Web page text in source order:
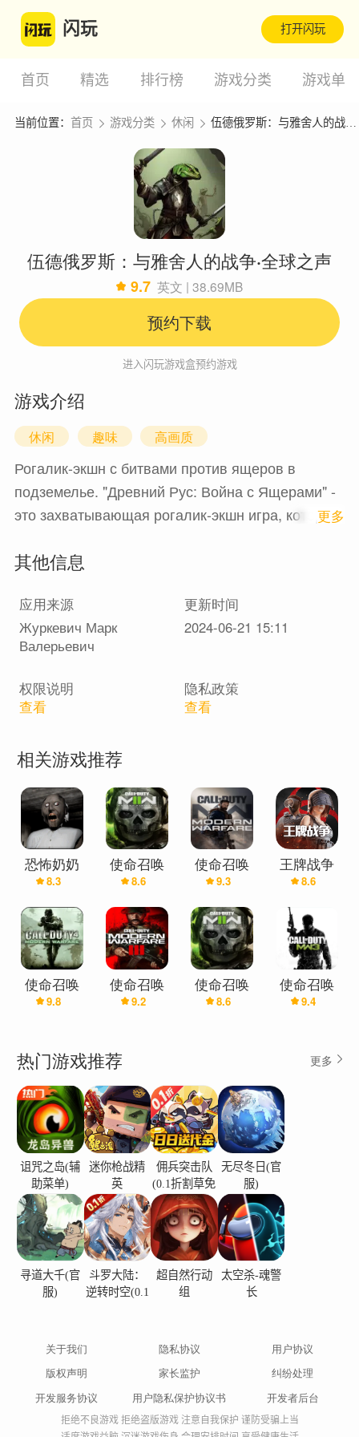
闪玩 打开闪玩
首页 精选 排行榜 游戏分类 游戏单
当前位置： 首页 游戏分类 休闲 伍德俄罗斯：与雅舍人的战争·全球之声
伍德俄罗斯：与雅舍人的战争·全球之声
9.7 英文 | 38.69MB
预约下载
进入闪玩游戏盒预约游戏
游戏介绍
休闲 趣味 高画质
Рогалик-экшн с битвами против ящеров в
подземелье. "Древний Рус: Война с Ящерами" -
это захватывающая рогалик-экшн игра, которая
мифов. Вам предстоит взять на себя роль
земли, который отправляется в подземелье,
чтобы сразиться с ящерами, угрожающими
мирным жителям.Игра предлагает случайно
является уникальным и полон опасностей. Вам
мрачные комнаты и таинственные пещеры,
встречая на своем пути различных ящеров - от
маленьких и быстрых до огромных и
сильных.Ваша задача - использовать свои
навыки боя и тактическое мышление, чтобы
одолеть врагов. Вы сможете владеть различным
оружием, включая мечи, топоры и луки, а также
использовать древнерусские заклинания и
магические артефакты, чтобы противостоять
врагам.В процессе игры вы будете собирать
древнерусские артефакты, которые помогут вам
в бою и откроют новые возможности. Вы
его навыки и характеристики, чтобы стать еще
сильнее и готовым к новым вызовам.Однако
будьте осторожны - каждое решение имеет свои
последствия, и ошибки могут стоить вам жизни.
Вы должны обдумывать свои действия,
выбирать правильную стратегию и
использовать свои ресурсы с умом."Древний
Рус: Война с Ящерами" предлагает
захватывающий геймплей, впечатляющую
графику и атмосферную музыку, которые
погрузят вас в мир древнерусской мифологии.
Готовьтесь к захватывающим сражениям,
которые подарят вам ощущение настоящего
геройства.[email protected] 最新版本1.3.0更新日志
Last updated on 2024年02月01日 Minor bug fixes
and improvements. Install or update to the newest
1 更多
其他信息
应用来源
更新时间
Журкевич Марк
Валерьевич
2024-06-21 15:11
权限说明
查看
隐私政策
查看
相关游戏推荐
恐怖奶奶
(俄罗斯重
制版)
8.3
使命召唤
19：现代战
争2
8.6
使命召唤
16：现代战
争-中文版
9.3
王牌战争
8.6
使命召唤
4：现代战
9.8
使命召唤
20：现代战
9.2
使命召唤
19：现代战
8.6
使命召唤
8：现代战
9.4
热门游戏推荐 更多
诅咒之岛(辅
助菜单)
迷你枪战精
英
佣兵突击队
(0.1折割草免
费版)
无尽冬日(官
服)
寻道大千(官
服)
斗罗大陆：
逆转时空(0.1
超自然行动
组
太空杀-魂警
长
关于我们 隐私协议
用户协议
版权声明
家长监护
纠纷处理
开发服务协议
用户隐私保护协议书 开发者后台
拒绝不良游戏 拒绝盗版游戏 注意自我保护 谨防受骗上当